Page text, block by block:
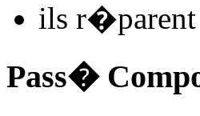
ils r�parent
Pass�